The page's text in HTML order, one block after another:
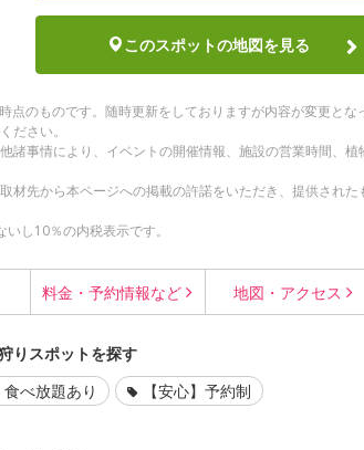
このスポットの地図を見る
点のものです。随時更新をしておりますが内容が変更とな
ださい。
諸事情により、イベントの開催情報、施設の営業時間、植
材先から本ページへの掲載の許諾をいただき、提供され
し10％の内税表示です。
料金・予約情報など 地図・ アクセス
りスポットを探す
食べ放題あり 【安心】予約制